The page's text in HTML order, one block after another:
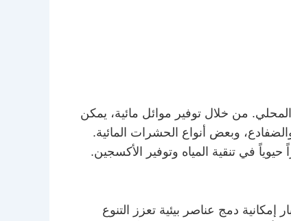
من خلال توفير موائل مائية، يمكن
وبعض أنواع الحشرات المائية.
حيوياً في تنقية المياه وتوفير الأكسجين.
دمج عناصر بيئية تعزز التنوع